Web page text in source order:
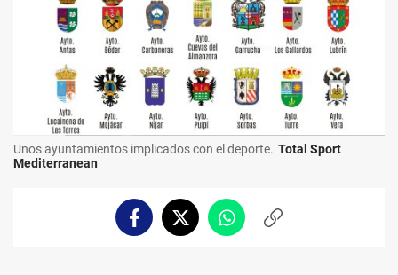
Unos ayuntamientos implicados con el deporte. Total Sport
Mediterranean
FacebookTwitterWhatsappCopiar